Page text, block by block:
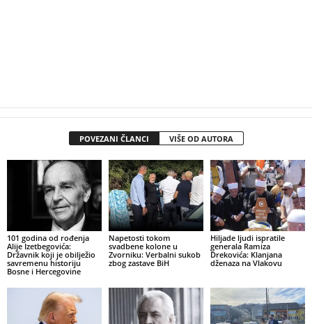
POVEZANI ČLANCI VIŠE OD AUTORA
101 godina od rođenja
Alije Izetbegovića:
Državnik koji je obilježio
savremenu historiju
Bosne i Hercegovine
Napetosti tokom
svadbene kolone u
Zvorniku: Verbalni sukob
zbog zastave BiH
Hiljade ljudi ispratile
generala Ramiza
Drekovića: Klanjana
dženaza na Vlakovu